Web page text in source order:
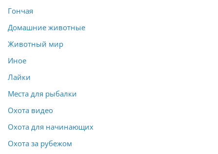
Гончая
Домашние животные
Животный мир
Иное
Лайки
Места для рыбалки
Охота видео
Охота для начинающих
Охота за рубежом